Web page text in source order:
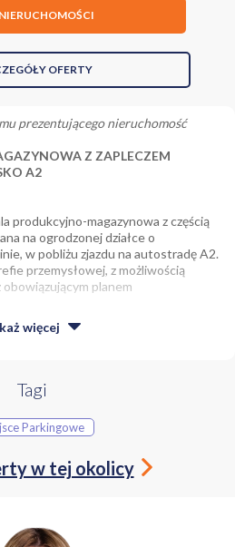
OFERTY
prezentującego nieruchomość
Z ZAPLECZEM
A2
produkcyjno-magazynowa z częścią
na ogrodzonej działce o
w pobliżu zjazdu na autostradę A2.
przemysłowej, z możliwością
planem
1 500 m²
manewrowy wyłożony kostką
rozbudowy magazynu
więcej
Tagi
Parkingowe
w tej okolicy